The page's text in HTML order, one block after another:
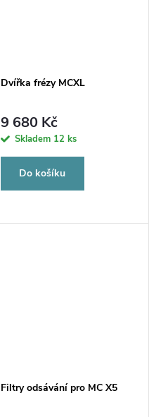
Dvířka frézy MCXL
9 680 Kč
Skladem 12 ks
Do košíku
Filtry odsávání pro MC X5